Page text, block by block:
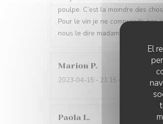
El
poulpe. C’est la moindre des
Pour le vin je ne comprends pas
nous le dire madame ! Bref
Marion P
2023-04-15 - 21:15 - Invitados 2
Paola L